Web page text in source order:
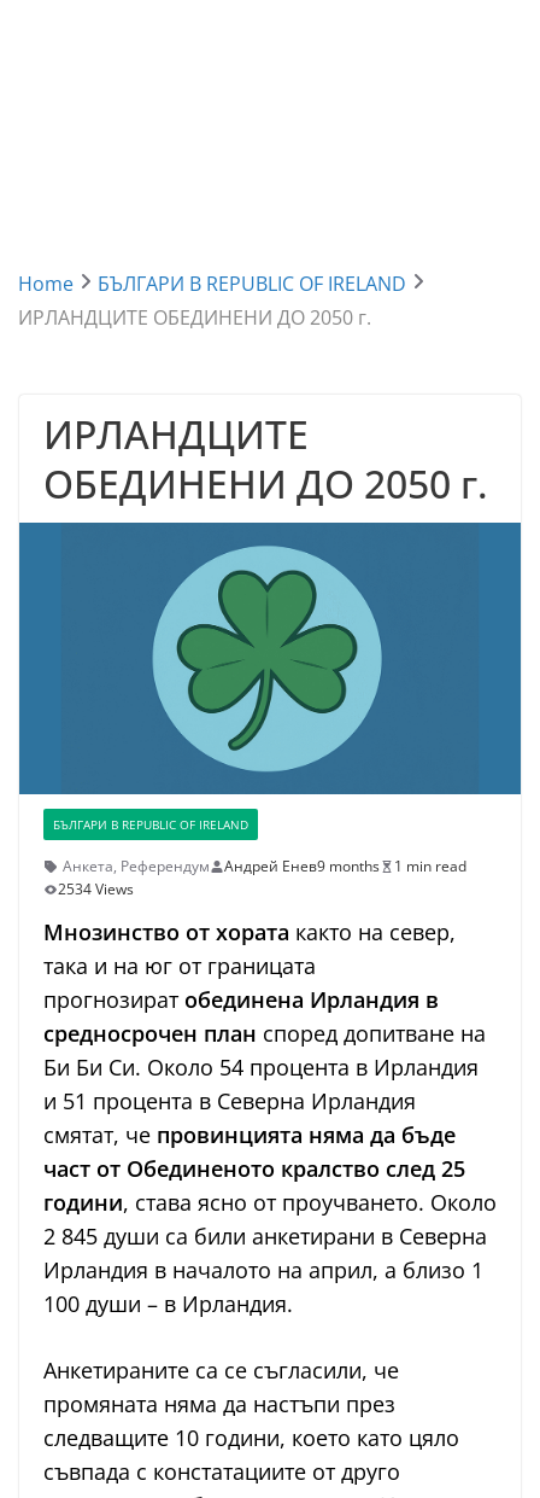
Home
БЪЛГАРИ В REPUBLIC OF IRELAND
ИРЛАНДЦИТЕ ОБЕДИНЕНИ ДО 2050 г.
ИРЛАНДЦИТЕ
ОБЕДИНЕНИ ДО 2050 г.
БЪЛГАРИ В REPUBLIC OF IRELAND
Анкета, Референдум Андрей Енев9 months
1 min read
2534 Views
Мнозинство от хората както на север,
така и на юг от границата
прогнозират обединена Ирландия в
средносрочен план според допитване на
Би Би Си. Около 54 процента в Ирландия
и 51 процента в Северна Ирландия
смятат, че провинцията няма да бъде
част от Обединеното кралство след 25
години, става ясно от проучването. Около
2 845 души са били анкетирани в Северна
Ирландия в началото на април, а близо 1
100 души – в Ирландия.
Анкетираните са се съгласили, че
промяната няма да настъпи през
следващите 10 години, което като цяло
съвпада с констатациите от друго